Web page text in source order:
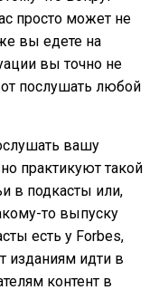
просто может не
вы едете на
вы точно не
послушать любой
вашу
практикуют такой
в подкасты или,
то выпуску
есть у Forbes,
изданиям идти в
контент в